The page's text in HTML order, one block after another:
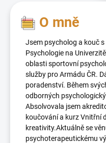
O mně
Jsem psycholog a kouč
Psychologie na
oblasti sportovní
služby pro Armádu ČR.
poradenství. Během
odborných
Absolvovala jsem
koučování a kurz Vnitřní
kreativity.Aktuálně se
psychoterapeutickému